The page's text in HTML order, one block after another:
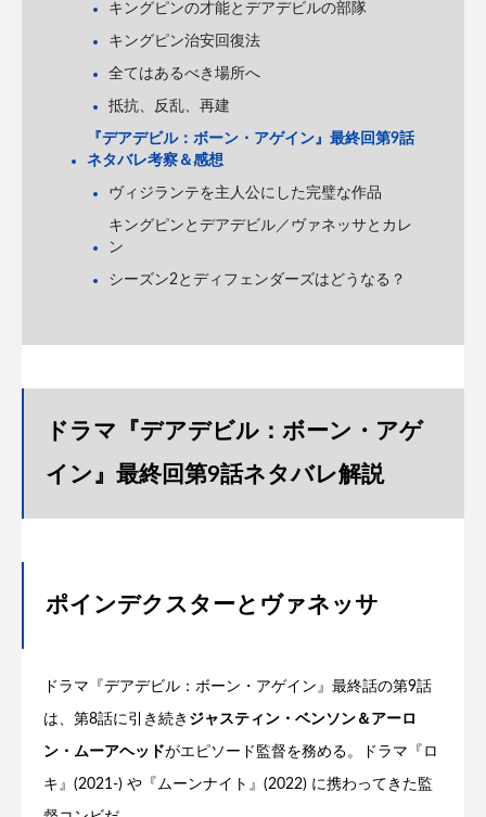
キングピンの才能とデアデビルの部隊
キングピン治安回復法
全てはあるべき場所へ
抵抗、反乱、再建
『デアデビル：ボーン・アゲイン』最終回第9話
ネタバレ考察＆感想
ヴィジランテを主人公にした完璧な作品
キングピンとデアデビル／ヴァネッサとカレ
ン
シーズン2とディフェンダーズはどうなる？
ドラマ『デアデビル：ボーン・アゲ
イン』最終回第9話ネタバレ解説
ポインデクスターとヴァネッサ
ドラマ『デアデビル：ボーン・アゲイン』最終話の第9話
は、第8話に引き続き ジャスティン・ベンソン＆アーロ
ン・ムーアヘッドがエピソード監督を務める。ドラマ『ロ
キ』(2021-) や『ムーンナイト』(2022) に携わってきた監